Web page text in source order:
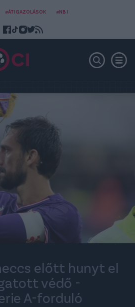
#ÁTIGAZOLÁSOK #NB I
előtt hunyt el
védő -
A-forduló